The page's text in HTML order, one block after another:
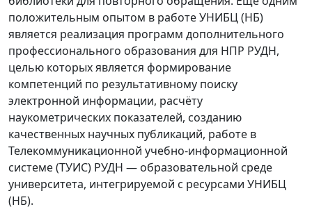
положительным опытом в работе УНИБЦ (НБ)
является реализация программ дополнительного
профессионального образования для НПР РУДН,
целью которых является формирование
компетенций по результативному поиску
электронной информации, расчёту
наукометрических показателей, созданию
качественных научных публикаций, работе в
Телекоммуникационной учебно-информационной
системе (ТУИС) РУДН — образовательной среде
университета, интегрируемой с ресурсами УНИБЦ
(НБ).